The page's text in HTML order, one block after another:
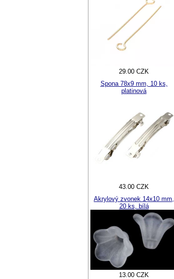
29.00 CZK
Spona 78x9 mm, 10 ks,
platinová
43.00 CZK
Akrylový zvonek 14x10 mm,
20 ks, bílá
13.00 CZK